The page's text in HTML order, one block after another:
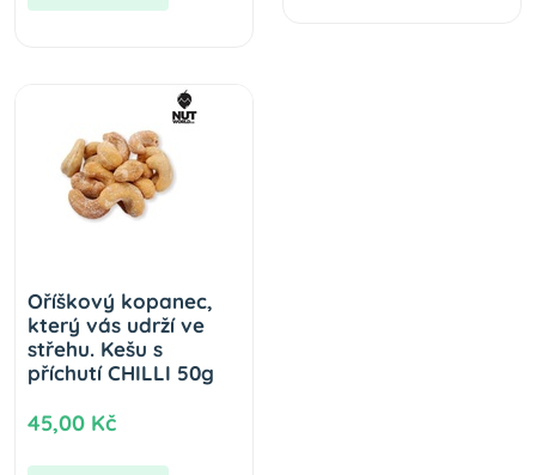
Oříškový kopanec,
který vás udrží ve
střehu. Kešu s
příchutí CHILLI 50g
45,00 Kč